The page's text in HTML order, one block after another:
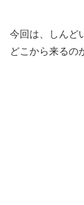
今回は、しんど
どこから来るの